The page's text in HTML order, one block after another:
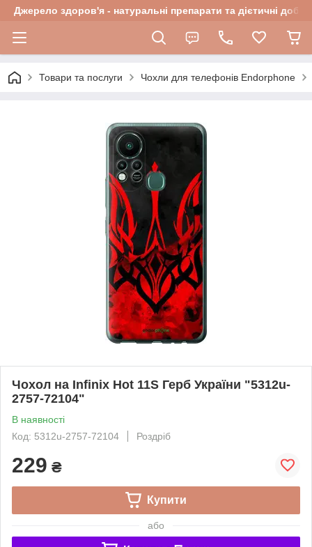
Джерело здоров'я - натуральні препарати та дієтичні
Товари та послуги Чохли для телефонів Endorphone
Чохол на Infinix Hot 11S Герб України "5312u-
2757-72104"
В наявності
Код: 5312u-2757-72104
Роздріб
229 ₴
Купити
або